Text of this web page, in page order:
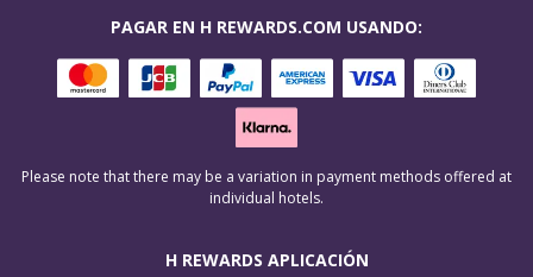
H REWARDS APLICACIÓN
PAGAR EN H REWARDS.COM USANDO:
Please note that there may be a variation in payment methods offered at
individual hotels.